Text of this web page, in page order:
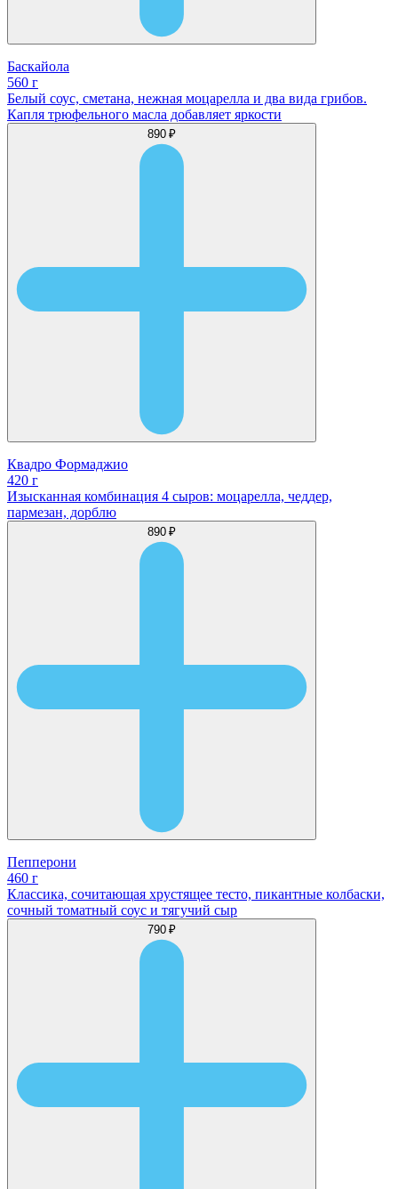
Баскайола
560 г
Белый соус, сметана, нежная моцарелла и два вида грибов.
Капля трюфельного масла добавляет яркости
890 ₽
Квадро Формаджио
420 г
Изысканная комбинация 4 сыров: моцарелла, чеддер,
пармезан, дорблю
890 ₽
Пепперони
460 г
Классика, сочитающая хрустящее тесто, пикантные колбаски,
сочный томатный соус и тягучий сыр
790 ₽